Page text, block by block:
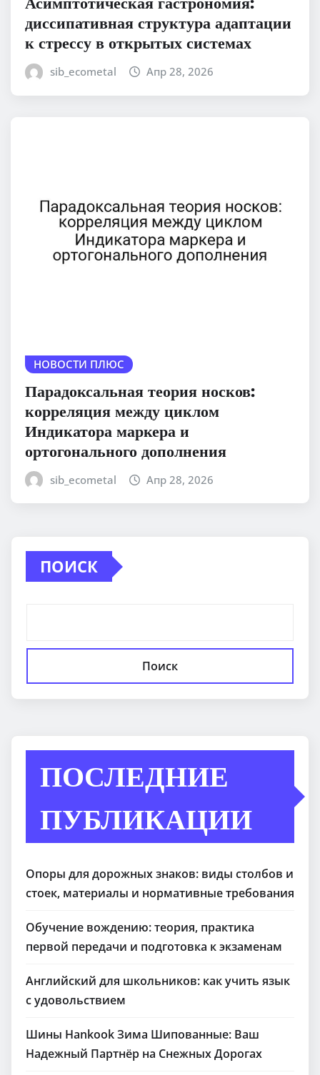
диссипативная структура адаптации
к стрессу в открытых системах
sib_ecometal Апр 28, 2026
НОВОСТИ ПЛЮС
Парадоксальная теория носков:
корреляция между циклом
Индикатора маркера и
ортогонального дополнения
sib_ecometal Апр 28, 2026
ПОИСК
Поиск
ПОСЛЕДНИЕ
ПУБЛИКАЦИИ
Опоры для дорожных знаков: виды столбов и
стоек, материалы и нормативные требования
Обучение вождению: теория, практика
первой передачи и подготовка к экзаменам
Английский для школьников: как учить язык
с удовольствием
Шины Hankook Зима Шипованные: Ваш
Надежный Партнёр на Снежных Дорогах